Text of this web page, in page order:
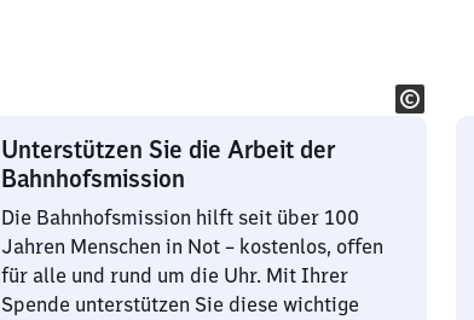
Unterstützen Sie die Arbeit der
Bahnhofsmission
Die Bahnhofsmission hilft seit über 100
Jahren Menschen in Not – kostenlos, offen
für alle und rund um die Uhr. Mit Ihrer
Spende unterstützen Sie diese wichtige